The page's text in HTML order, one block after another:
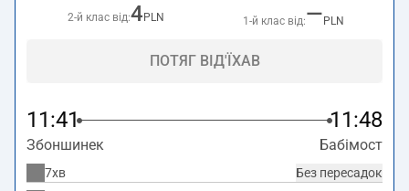
2-й клас від:4 PLN 1-й клас від:— PLN
ПОТЯГ ВІД'ЇХАВ
11:41 11:48
Збоншинек Бабімост
Без пересадок
7хв